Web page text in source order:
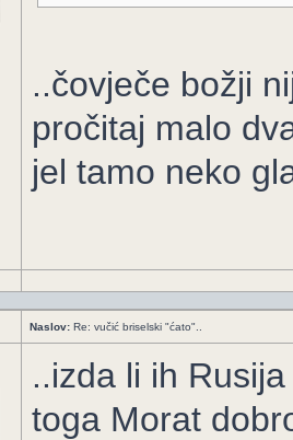
..čovječe božji
pročitaj malo
jel tamo neko
Naslov: Re: vučić briselski "ćato"..
..izda li ih
toga Morat